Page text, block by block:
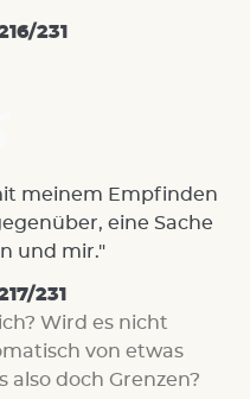
231
meinem Empfinden
eine Sache
und mir."
231
Wird es nicht
von etwas
also doch Grenzen?